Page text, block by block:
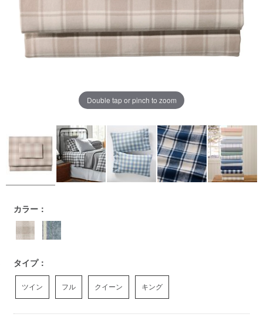
Double tap or pinch to zoom
https://www.llbean.co.jp/homegoods/bedding/sheets/g/
カラー：
タイプ：
ツイン フル クイーン キング